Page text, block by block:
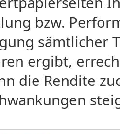
bzw.
sämtlicher
ergibt,
die Rendite